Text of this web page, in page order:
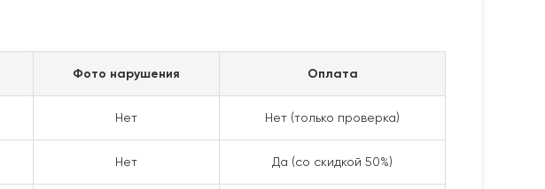
Фото нарушения Оплата
Нет Нет (только проверка)
Нет Да (со скидкой 50%)